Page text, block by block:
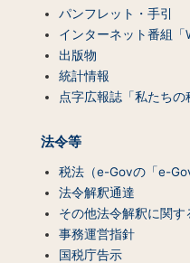
パンフレット・手引
インターネット番組「
出版物
統計情報
点字広報誌「私たちの
法令等
税法（e-Govの「e-
法令解釈通達
その他法令解釈に関す
事務運営指針
国税庁告示